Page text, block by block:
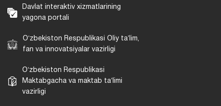
Davlat interaktiv xizmatlarining
yagona portali
Oʻzbekiston Respublikasi Oliy taʼlim,
fan va innovatsiyalar vazirligi
Oʻzbekiston Respublikasi
Maktabgacha va maktab taʼlimi
vazirligi